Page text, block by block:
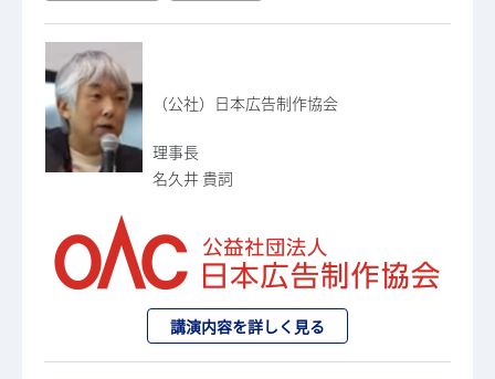
（公社）日本広告制作協会
理事長
名久井 貴詞
講演内容を詳しく見る